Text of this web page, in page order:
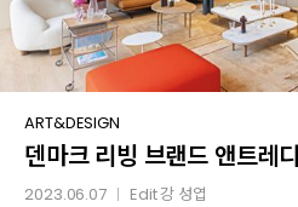
덴마크
리빙
브랜드
ART&DESIGN
덴마크 리빙 브랜드 앤트레
2023.06.07 Edit강 성엽